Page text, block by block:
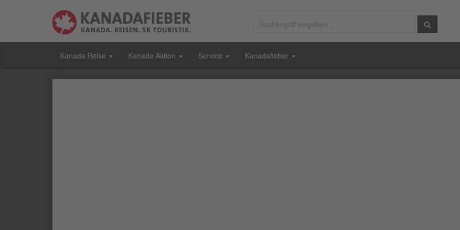
Kanada Reise Kanada Aktion Service Kanadafieber